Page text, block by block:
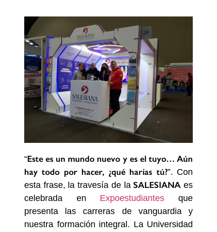
“Este es un mundo nuevo y es el tuyo… Aún
hay todo por hacer, ¿qué harías tú?”. Con
esta frase, la travesía de laSALESIANA es
celebrada en Expoestudiantes que
presenta las carreras de vanguardia y
nuestra formación integral. La Universidad